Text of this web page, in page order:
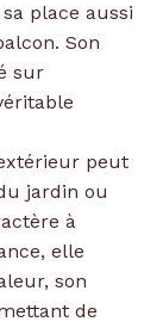
place aussi
Son
sur
peut
jardin ou
à
elle
son
de